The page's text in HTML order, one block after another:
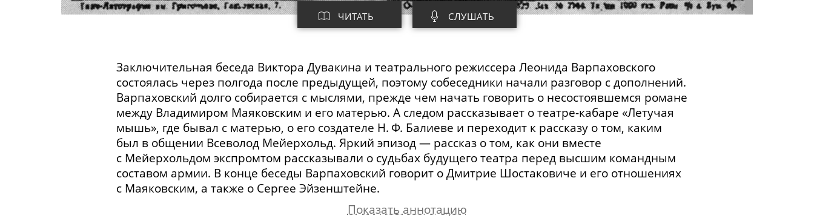
ЧИТАТЬ СЛУШАТЬ
Заключительная беседа Виктора Дувакина и театрального режиссера Леонида Варпаховского
состоялась через полгода после предыдущей, поэтому собеседники начали разговор с дополнений.
Варпаховский долго собирается с мыслями, прежде чем начать говорить о несостоявшемся романе
между Владимиром Маяковским и его матерью. А следом рассказывает о театре-кабаре «Летучая
мышь», где бывал с матерью, о его создателе Н. Ф. Балиеве и переходит к рассказу о том, каким
был в общении Всеволод Мейерхольд. Яркий эпизод — рассказ о том, как они вместе
с Мейерхольдом экспромтом рассказывали о судьбах будущего театра перед высшим командным
составом армии. В конце беседы Варпаховский говорит о Дмитрие Шостаковиче и его отношениях
с Маяковским, а также о Сергее Эйзенштейне.
Показать аннотацию